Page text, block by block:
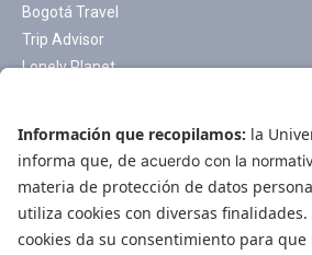
Bogotá Travel
Trip Advisor
Lonely Planet